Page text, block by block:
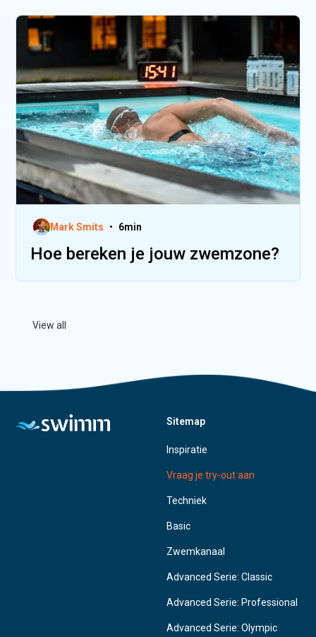
Mark Smits • 6min
Hoe bereken je jouw zwemzone?
View all
Sitemap
Inspiratie
Vraag je try-out aan
Techniek
Basic
Zwemkanaal
Advanced Serie: Classic
Advanced Serie: Professional
Advanced Serie: Olympic